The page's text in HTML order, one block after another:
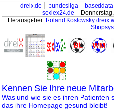
dreix.de bundesliga
sexlex24.de
Herausgeber: Roland Koslowsky dreix
Kennen Sie Ihre neue
Was und wie sie es ihren Patienten
das ihre Homepage gesund bleibt!